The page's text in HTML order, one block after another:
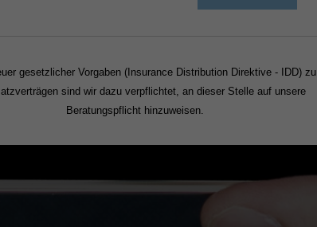
gesetzlicher Vorgaben (Insurance Distribution Direktive - IDD) zu
sind wir dazu verpflichtet, an dieser Stelle auf unsere
Beratungspflicht hinzuweisen.